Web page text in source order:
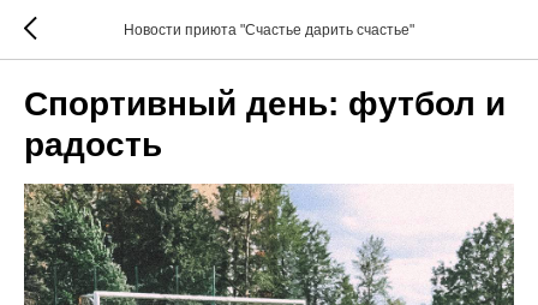
Новости приюта "Счастье дарить счастье"
Спортивный день: футбол и
радость